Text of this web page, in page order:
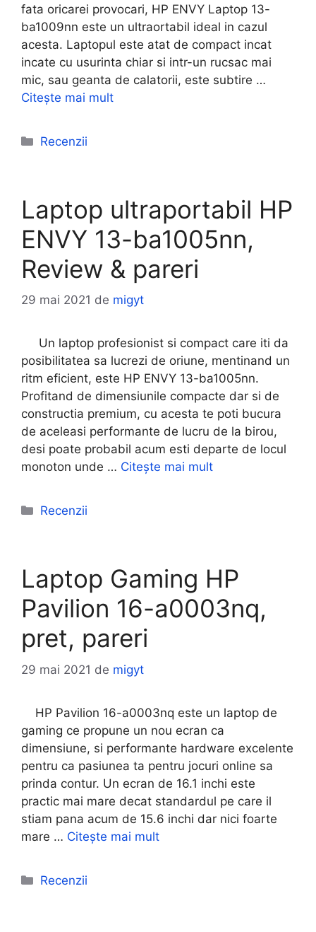
fata oricarei provocari, HP ENVY Laptop 13-
ba1009nn este un ultraortabil ideal in cazul
acesta. Laptopul este atat de compact incat
incate cu usurinta chiar si intr-un rucsac mai
mic, sau geanta de calatorii, este subtire …
Citește mai mult
Categorii
Recenzii
Laptop ultraportabil HP
ENVY 13-ba1005nn,
Review & pareri
29 mai 2021 de migyt
Un laptop profesionist si compact care iti da
posibilitatea sa lucrezi de oriune, mentinand un
ritm eficient, este HP ENVY 13-ba1005nn.
Profitand de dimensiunile compacte dar si de
constructia premium, cu acesta te poti bucura
de aceleasi performante de lucru de la birou,
desi poate probabil acum esti departe de locul
monoton unde … Citește mai mult
Categorii
Recenzii
Laptop Gaming HP
Pavilion 16-a0003nq,
pret, pareri
29 mai 2021 de migyt
HP Pavilion 16-a0003nq este un laptop de
gaming ce propune un nou ecran ca
dimensiune, si performante hardware excelente
pentru ca pasiunea ta pentru jocuri online sa
prinda contur. Un ecran de 16.1 inchi este
practic mai mare decat standardul pe care il
stiam pana acum de 15.6 inchi dar nici foarte
mare … Citește mai mult
Categorii
Recenzii